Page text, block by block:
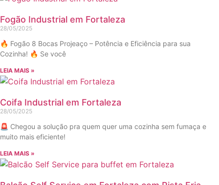
Fogão Industrial em Fortaleza
28/05/2025
🔥 Fogão 8 Bocas Projeaço – Potência e Eficiência para sua
Cozinha! 🔥 Se você
LEIA MAIS »
Coifa Industrial em Fortaleza
28/05/2025
🚨 Chegou a solução pra quem quer uma cozinha sem fumaça e
muito mais eficiente!
LEIA MAIS »